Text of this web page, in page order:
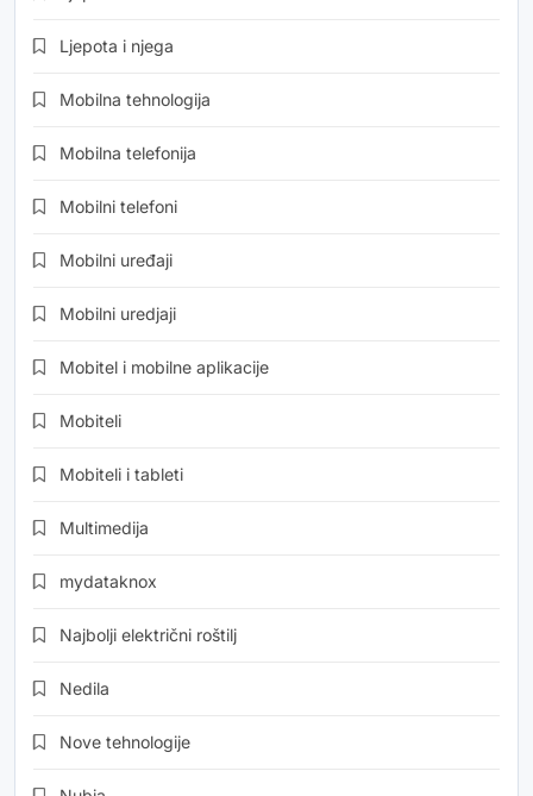
Ljepota i njega
Mobilna tehnologija
Mobilna telefonija
Mobilni telefoni
Mobilni uređaji
Mobilni uredjaji
Mobitel i mobilne aplikacije
Mobiteli
Mobiteli i tableti
Multimedija
mydataknox
Najbolji električni roštilj
Nedila
Nove tehnologije